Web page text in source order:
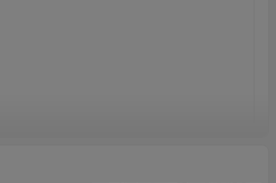
medya; jiroskop ; resim içinde resim "allowfullscreen>